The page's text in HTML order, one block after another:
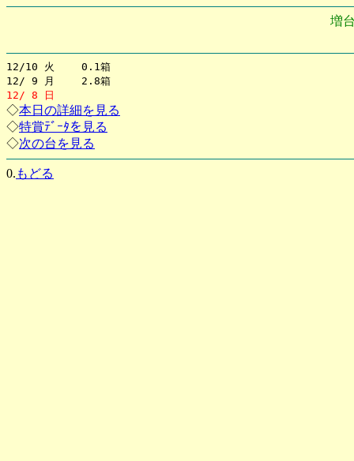
増
12/10 火 0.1箱
12/ 9 月 2.8箱
12/ 8 日
◇本日の詳細を見る
◇特賞ﾃﾞｰﾀを見る
◇次の台を見る
0. もどる